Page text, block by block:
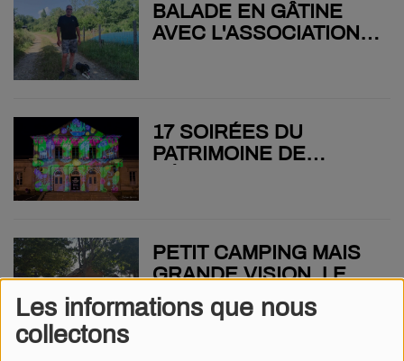
Les informations que nous
collectons
BALADE EN GÂTINE
AVEC L'ASSOCIATION
17 SOIRÉES DU
PATRIMOINE DE
PETIT CAMPING MAIS
GRANDE VISION, LE
CAMPING DU CÉBRON
DÉMARRE SA SAISON